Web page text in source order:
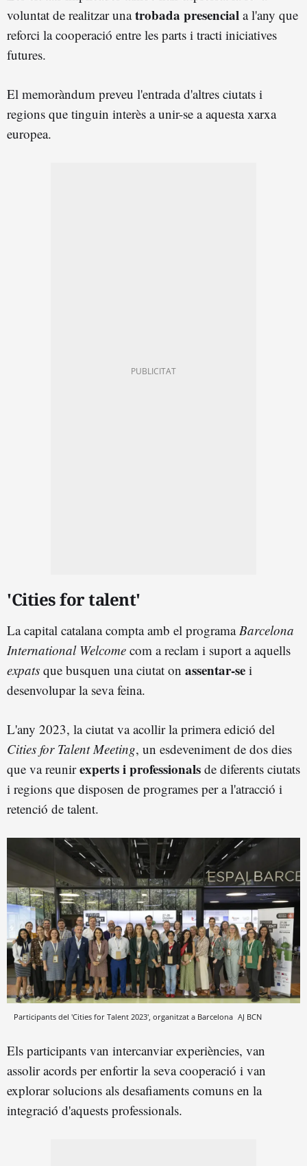
voluntat de realitzar unatrobada presencial a l'any que
reforci la cooperació entre les parts i tracti iniciatives
futures.
El memoràndum preveu l'entrada d'altres ciutats i
regions que tinguin interès a unir-se a aquesta xarxa
europea.
'Cities for talent'
La capital catalana compta amb el programa Barcelona
International Welcome com a reclam i suport a aquells
expats que busquen una ciutat on assentar-se i
desenvolupar la seva feina.
L'any 2023, la ciutat va acollir la primera edició del
Cities for Talent Meeting, un esdeveniment de dos dies
que va reunirexperts i professionals de diferents ciutats
i regions que disposen de programes per a l'atracció i
retenció de talent.
Participants del 'Cities for Talent 2023', organitzat a Barcelona AJ BCN
Els participants van intercanviar experiències, van
assolir acords per enfortir la seva cooperació i van
explorar solucions als desafiaments comuns en la
integració d'aquests professionals.